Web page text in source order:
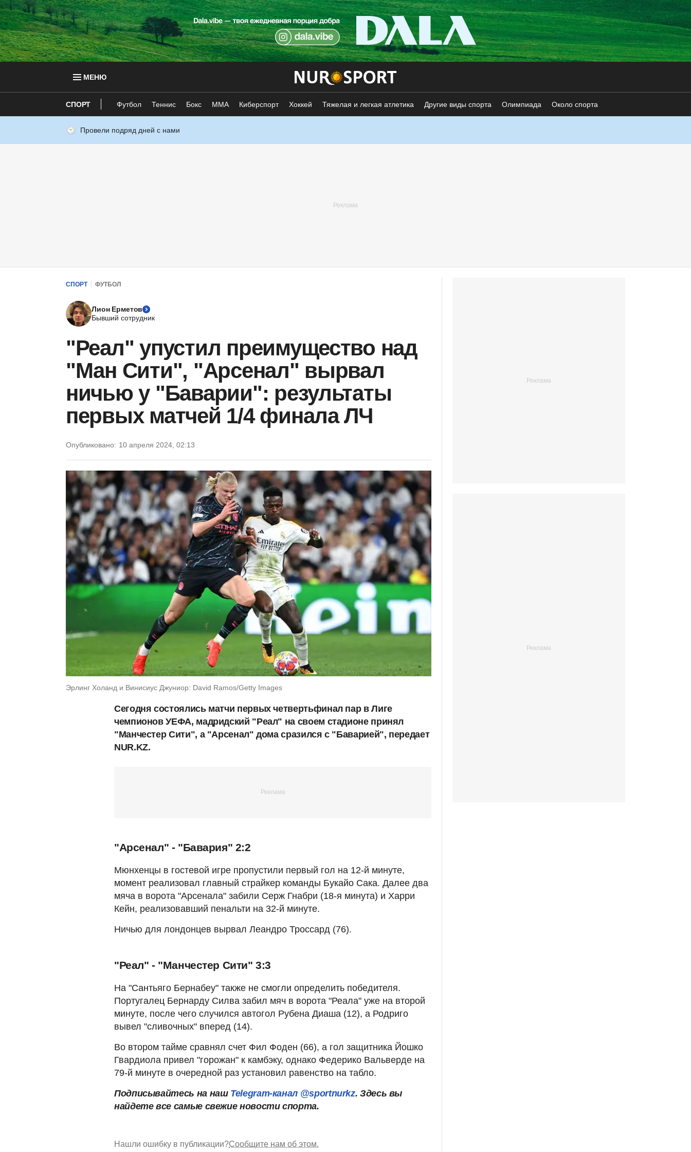
МЕНЮ
СПОРТ Футбол Теннис Бокс ММА Киберспорт Хоккей Тяжелая и легкая атлетика Другие виды спорта Олимпиада Около спорта
Провели подряд дней с нами
СПОРТ ФУТБОЛ
Лион Ерметов
Бывший сотрудник
"Реал" упустил преимущество над
"Ман Сити", "Арсенал" вырвал
ничью у "Баварии": результаты
первых матчей 1/4 финала ЛЧ
Опубликовано: 10 апреля 2024, 02:13
Эрлинг Холанд и Винисиус Джуниор: David Ramos/Getty Images
Сегодня состоялись матчи первых четвертьфинал пар в Лиге
чемпионов УЕФА, мадридский "Реал" на своем стадионе принял
"Манчестер Сити", а "Арсенал" дома сразился с "Баварией", передает
NUR.KZ.
"Арсенал" - "Бавария" 2:2
Мюнхенцы в гостевой игре пропустили первый гол на 12-й минуте,
момент реализовал главный страйкер команды Букайо Сака. Далее два
мяча в ворота "Арсенала" забили Серж Гнабри (18-я минута) и Харри
Кейн, реализовавший пенальти на 32-й минуте.
Ничью для лондонцев вырвал Леандро Троссард (76).
"Реал" - "Манчестер Сити" 3:3
На "Сантьяго Бернабеу" также не смогли определить победителя.
Португалец Бернарду Силва забил мяч в ворота "Реала" уже на второй
минуте, после чего случился автогол Рубена Диаша (12), а Родриго
вывел "сливочных" вперед (14).
Во втором тайме сравнял счет Фил Фоден (66), а гол защитника Йошко
Гвардиола привел "горожан" к камбэку, однако Федерико Вальверде на
79-й минуте в очередной раз установил равенство на табло.
Подписывайтесь на наш Telegram-канал @sportnurkz. Здесь вы
найдете все самые свежие новости спорта.
Нашли ошибку в публикации?Сообщите нам об этом.